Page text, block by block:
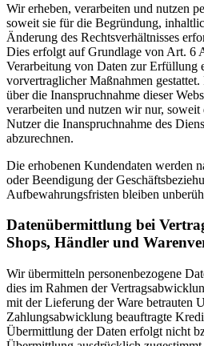
Wir erheben, verarbeiten und nutzen
soweit sie für die Begründung,
Änderung des Rechtsverhältnisses
Dies erfolgt auf Grundlage von Art. 6
Verarbeitung von Daten zur Erfüllung
vorvertraglicher Maßnahmen gestattet.
über die Inanspruchnahme dieser
verarbeiten und nutzen wir nur,
Nutzer die Inanspruchnahme des
abzurechnen.
Die erhobenen Kundendaten werden
oder Beendigung der
Aufbewahrungsfristen bleiben
Datenübermittlung bei
Shops, Händler und
Wir übermitteln personenbezogene
dies im Rahmen der
mit der Lieferung der Ware betrauten
Zahlungsabwicklung beauftragte
Übermittlung der Daten erfolgt nicht